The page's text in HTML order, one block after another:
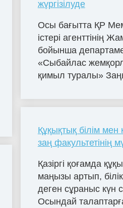
жүргізілуде
Осы бағытта ҚР
істері агенттінің
бойынша
«Сыбайлас
қимыл туралы»
Құқықтық білім мен
заң факультетінің
Қазіргі қоғамда
маңызы артып,
деген сұраныс күн
Осындай